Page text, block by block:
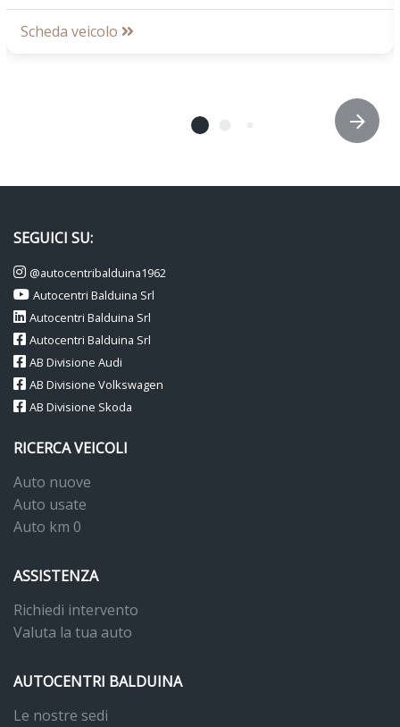
Scheda veicolo
SEGUICI SU:
@autocentribalduina1962
Autocentri Balduina Srl
Autocentri Balduina Srl
Autocentri Balduina Srl
AB Divisione Audi
AB Divisione Volkswagen
AB Divisione Skoda
RICERCA VEICOLI
Auto nuove
Auto usate
Auto km 0
ASSISTENZA
Richiedi intervento
Valuta la tua auto
AUTOCENTRI BALDUINA
Le nostre sedi